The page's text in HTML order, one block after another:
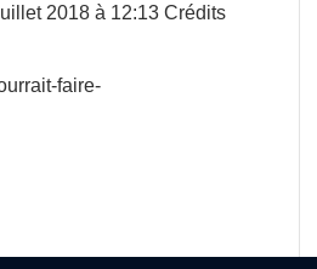
2018 à 12:13 Crédits
faire-